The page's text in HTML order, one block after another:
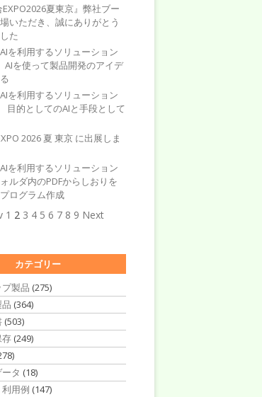
EXPO2026夏東京』弊社ブー
いただき、誠にありがとう
た
を利用するソリューション
AIを使って製品開発のアイデ
を利用するソリューション
目的としてのAIと手段として
2026 夏 東京 に出展しま
を利用するソリューション
ルダ内のPDFからしおりを
ログラム作成
1 2 3 4 5 6 7 8 9 Next
カテゴリー
製品 (275)
(364)
(503)
存 (249)
タ (18)
用例 (147)